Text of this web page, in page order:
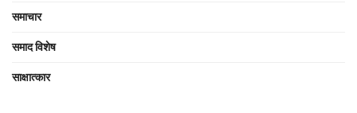
समाचार
समाद विशेष
साक्षात्‍कार